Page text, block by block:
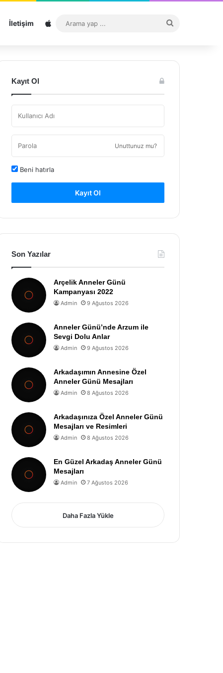
İletişim Sitemap
...
Kayıt Ol
Unuttunuz mu?
Beni hatırla
Kayıt Ol
Son Yazılar
Arçelik Anneler Günü
Kampanyası 2022
Admin 9 Ağustos 2026
Anneler Günü’nde Arzum ile
Sevgi Dolu Anlar
Admin 9 Ağustos 2026
Arkadaşımın Annesine Özel
Anneler Günü Mesajları
Admin 8 Ağustos 2026
Arkadaşınıza Özel Anneler Günü
Mesajları ve Resimleri
Admin 8 Ağustos 2026
En Güzel Arkadaş Anneler Günü
Mesajları
Admin 7 Ağustos 2026
Daha Fazla Yükle